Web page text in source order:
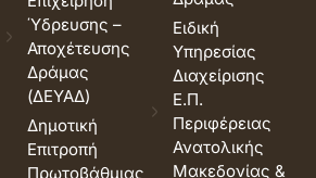
Ύδρευσης –
Αποχέτευσης
Δράμας
(ΔΕΥΑΔ)
Δημοτική
Επιτροπή
Πρωτοβάθμιας
Ειδική
Υπηρεσίας
Διαχείρισης
Ε.Π.
Περιφέρειας
Ανατολικής
Μακεδονίας &